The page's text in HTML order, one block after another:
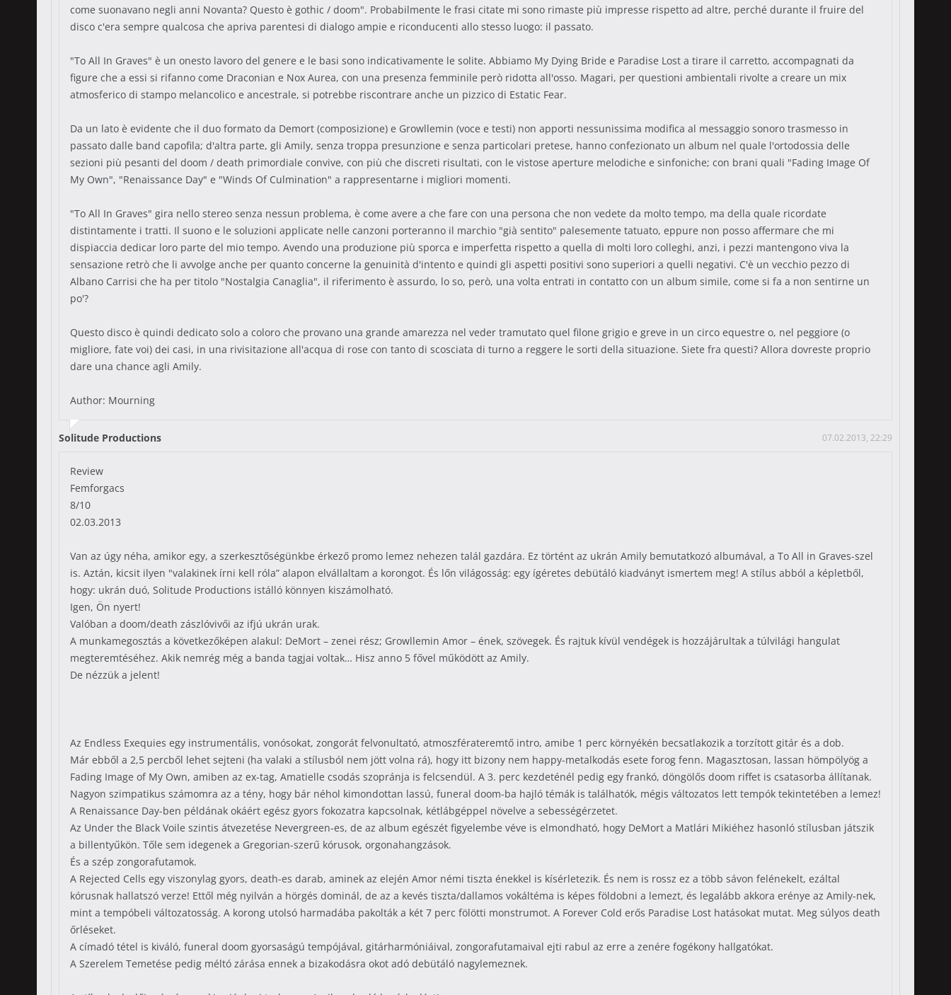
come suonavano negli anni Novanta? Questo è gothic / doom". Probabilmente le frasi citate mi sono rimaste più impresse rispetto ad altre, perché durante il fruire del
disco c'era sempre qualcosa che apriva parentesi di dialogo ampie e riconducenti allo stesso luogo: il passato.
"To All In Graves" è un onesto lavoro del genere e le basi sono indicativamente le solite. Abbiamo My Dying Bride e Paradise Lost a tirare il carretto, accompagnati da
figure che a essi si rifanno come Draconian e Nox Aurea, con una presenza femminile però ridotta all'osso. Magari, per questioni ambientali rivolte a creare un mix
atmosferico di stampo melancolico e ancestrale, si potrebbe riscontrare anche un pizzico di Estatic Fear.
Da un lato è evidente che il duo formato da Demort (composizione) e Growllemin (voce e testi) non apporti nessunissima modifica al messaggio sonoro trasmesso in
passato dalle band capofila; d'altra parte, gli Amily, senza troppa presunzione e senza particolari pretese, hanno confezionato un album nel quale l'ortodossia delle
sezioni più pesanti del doom / death primordiale convive, con più che discreti risultati, con le vistose aperture melodiche e sinfoniche; con brani quali "Fading Image Of
My Own", "Renaissance Day" e "Winds Of Culmination" a rappresentarne i migliori momenti.
"To All In Graves" gira nello stereo senza nessun problema, è come avere a che fare con una persona che non vedete da molto tempo, ma della quale ricordate
distintamente i tratti. Il suono e le soluzioni applicate nelle canzoni porteranno il marchio "già sentito" palesemente tatuato, eppure non posso affermare che mi
dispiaccia dedicar loro parte del mio tempo. Avendo una produzione più sporca e imperfetta rispetto a quella di molti loro colleghi, anzi, i pezzi mantengono viva la
sensazione retrò che li avvolge anche per quanto concerne la genuinità d'intento e quindi gli aspetti positivi sono superiori a quelli negativi. C'è un vecchio pezzo di
Albano Carrisi che ha per titolo "Nostalgia Canaglia", il riferimento è assurdo, lo so, però, una volta entrati in contatto con un album simile, come si fa a non sentirne un
po'?
Questo disco è quindi dedicato solo a coloro che provano una grande amarezza nel veder tramutato quel filone grigio e greve in un circo equestre o, nel peggiore (o
migliore, fate voi) dei casi, in una rivisitazione all'acqua di rose con tanto di scosciata di turno a reggere le sorti della situazione. Siete fra questi? Allora dovreste proprio
dare una chance agli Amily.
Author: Mourning
Solitude Productions 07.02.2013, 22:29
Review
Femforgacs
8/10
02.03.2013
Van az úgy néha, amikor egy, a szerkesztőségünkbe érkező promo lemez nehezen talál gazdára. Ez történt az ukrán Amily bemutatkozó albumával, a To All in Graves-szel
is. Aztán, kicsit ilyen "valakinek írni kell róla” alapon elvállaltam a korongot. És lőn világosság: egy ígéretes debütáló kiadványt ismertem meg! A stílus abból a képletből,
hogy: ukrán duó, Solitude Productions istálló könnyen kiszámolható.
Igen, Ön nyert!
Valóban a doom/death zászlóvivői az ifjú ukrán urak.
A munkamegosztás a következőképen alakul: DeMort – zenei rész; Growllemin Amor – ének, szövegek. És rajtuk kívül vendégek is hozzájárultak a túlvilági hangulat
megteremtéséhez. Akik nemrég még a banda tagjai voltak… Hisz anno 5 fővel működött az Amily.
De nézzük a jelent!
Az Endless Exequies egy instrumentális, vonósokat, zongorát felvonultató, atmoszférateremtő intro, amibe 1 perc környékén becsatlakozik a torzított gitár és a dob.
Már ebből a 2,5 percből lehet sejteni (ha valaki a stílusból nem jött volna rá), hogy itt bizony nem happy-metalkodás esete forog fenn. Magasztosan, lassan hömpölyög a
Fading Image of My Own, amiben az ex-tag, Amatielle csodás szopránja is felcsendül. A 3. perc kezdeténél pedig egy frankó, döngölős doom riffet is csatasorba állítanak.
Nagyon szimpatikus számomra az a tény, hogy bár néhol kimondottan lassú, funeral doom-ba hajló témák is találhatók, mégis változatos lett tempók tekintetében a lemez!
A Renaissance Day-ben példának okáért egész gyors fokozatra kapcsolnak, kétlábgéppel növelve a sebességérzetet.
Az Under the Black Voile szintis átvezetése Nevergreen-es, de az album egészét figyelembe véve is elmondható, hogy DeMort a Matlári Mikiéhez hasonló stílusban játszik
a billentyűkön. Tőle sem idegenek a Gregorian-szerű kórusok, orgonahangzások.
És a szép zongorafutamok.
A Rejected Cells egy viszonylag gyors, death-es darab, aminek az elején Amor némi tiszta énekkel is kísérletezik. És nem is rossz ez a több sávon felénekelt, ezáltal
kórusnak hallatszó verze! Ettől még nyilván a hörgés dominál, de az a kevés tiszta/dallamos vokáltéma is képes földobni a lemezt, és legalább akkora erénye az Amily-nek,
mint a tempóbeli változatosság. A korong utolsó harmadába pakolták a két 7 perc fölötti monstrumot. A Forever Cold erős Paradise Lost hatásokat mutat. Meg súlyos death
őrléseket.
A címadó tétel is kiváló, funeral doom gyorsaságú tempójával, gitárharmóniáival, zongorafutamaival ejti rabul az erre a zenére fogékony hallgatókat.
A Szerelem Temetése pedig méltó zárása ennek a bizakodásra okot adó debütáló nagylemeznek.